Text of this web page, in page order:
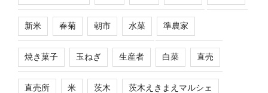
新米 春菊 朝市 水菜 準農家
焼き菓子 玉ねぎ 生産者 白菜 直売
直売所 米 茨木 茨木えきまえマルシェ